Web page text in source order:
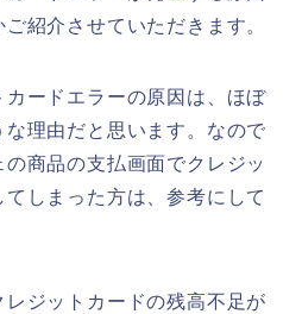
紹介させていただきます。
ードエラーの原因は、ほぼ
理由だと思います。なので
商品の支払画面でクレジッ
てしまった方は、参考にして
ジットカードの残高不足が